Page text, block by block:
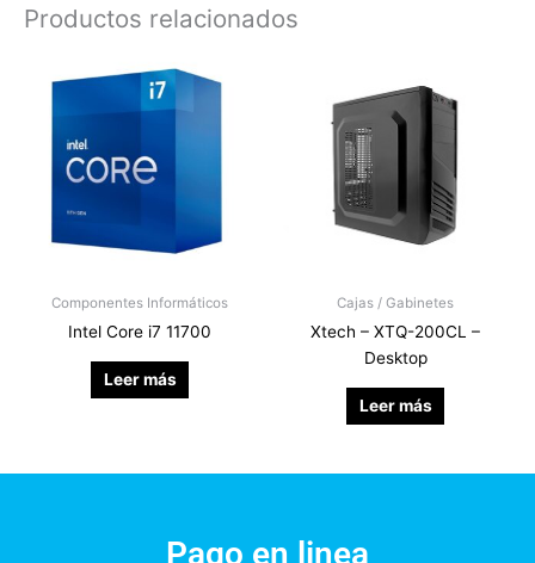
Productos relacionados
Componentes Informáticos
Intel Core i7 11700
Leer más
Cajas / Gabinetes
Xtech – XTQ-200CL –
Desktop
Leer más
Pago en linea